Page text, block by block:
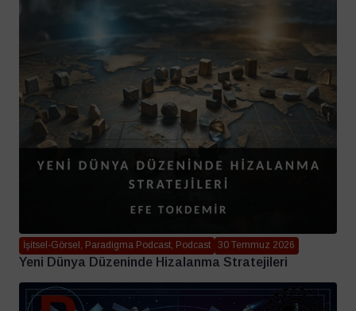
İşitsel-Görsel, Paradigma Podcast, Podcast 30 Temmuz 2026
Yeni Dünya Düzeninde Hizalanma Stratejileri